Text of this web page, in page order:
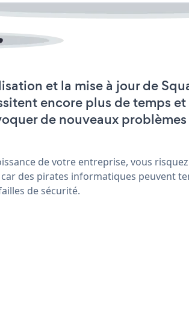
et la mise à jour de
encore plus de temps
de nouveaux problèmes
de votre entreprise, vous
des pirates informatiques peuvent
de sécurité.